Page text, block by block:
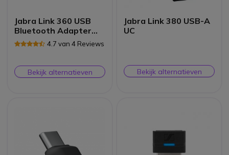
Jabra Link 360 USB
Bluetooth Adapter
MS
4.7 van 4 Reviews
Bekijk alternatieven
Jabra Link 380 USB-A
UC
Bekijk alternatieven